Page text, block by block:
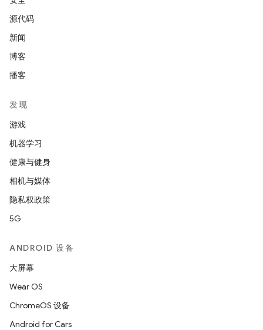
源代码
新闻
博客
播客
发现
游戏
机器学习
健康与健身
相机与媒体
隐私权政策
5G
ANDROID 设备
大屏幕
Wear OS
ChromeOS 设备
Android for Cars